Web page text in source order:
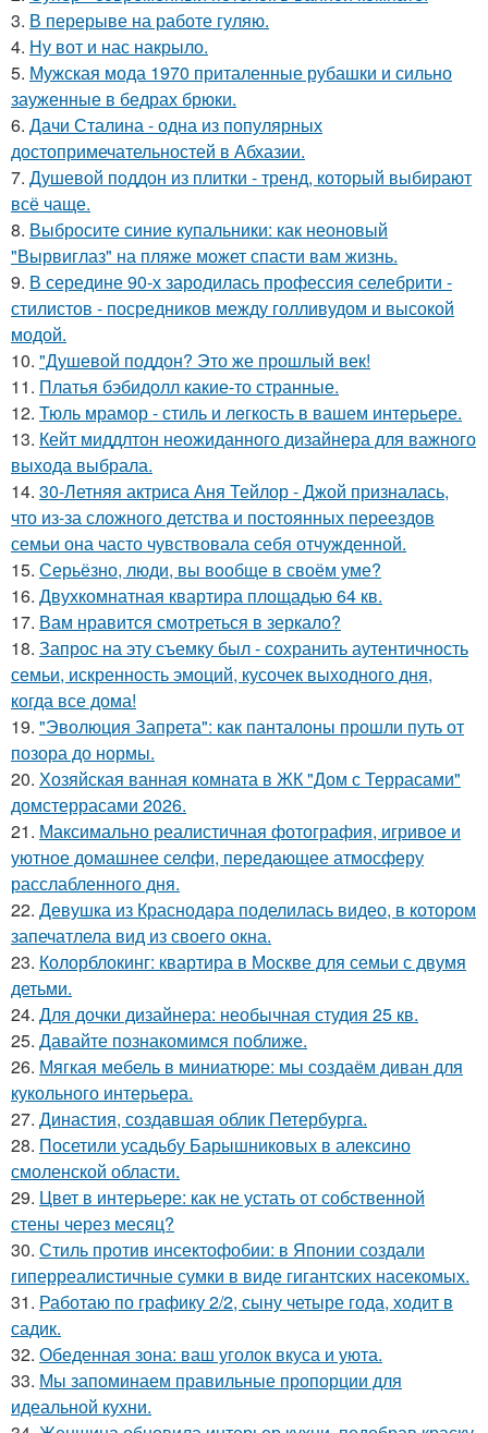
3. В перерыве на работе гуляю.
4. Ну вот и нас накрыло.
5. Мужская мода 1970 приталенные рубашки и сильно
зауженные в бедрах брюки.
6. Дачи Сталина - одна из популярных
достопримечательностей в Абхазии.
7. Душевой поддон из плитки - тренд, который выбирают
всё чаще.
8. Выбросите синие купальники: как неоновый
"Вырвиглаз" на пляже может спасти вам жизнь.
9. В середине 90-х зародилась профессия селебрити -
стилистов - посредников между голливудом и высокой
модой.
10. "Душевой поддон? Это же прошлый век!
11. Платья бэбидолл какие-то странные.
12. Тюль мрамор - стиль и лeгкость в вашем интерьере.
13. Кейт миддлтон неожиданного дизайнера для важного
выхода выбрала.
14. 30-Летняя актриса Аня Тейлор - Джой призналась,
что из-за сложного детства и постоянных переездов
семьи она часто чувствовала себя отчужденной.
15. Серьёзно, люди, вы вoобще в своём уме?
16. Двухкомнатная квартира площадью 64 кв.
17. Вам нравится смотреться в зеркало?
18. Запрос на эту съемку был - сохранить аутентичность
семьи, искренность эмоций, кусочек выходного дня,
когда все дома!
19. "Эволюция Запрета": как панталоны прошли путь от
позора до нормы.
20. Хозяйская ванная комната в ЖК "Дом с Террасами"
домстеррасами 2026.
21. Максимально реалистичная фотография, игривое и
уютное домашнее селфи, передающее атмосферу
расслабленного дня.
22. Девушка из Краснодара поделилась видео, в котором
запечатлела вид из своего окна.
23. Колорблокинг: квартира в Москве для семьи с двумя
детьми.
24. Для дочки дизайнера: необычная студия 25 кв.
25. Давайте познакомимся поближе.
26. Мягкая мебель в миниатюре: мы создаём диван для
кукольного интерьера.
27. Династия, создавшая облик Петербурга.
28. Посетили усадьбу Барышниковых в алексино
смоленской области.
29. Цвет в интерьере: как не устать от собственной
стены через месяц?
30. Стиль против инсектофобии: в Японии создали
гиперреалистичные сумки в виде гигантских насекомых.
31. Работаю по графику 2/2, сыну четыре года, ходит в
садик.
32. Обеденная зона: ваш уголок вкуса и уюта.
33. Мы запоминаем правильные пропорции для
идеальной кухни.